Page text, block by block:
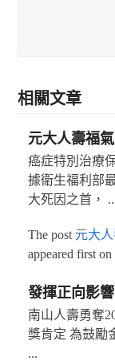
相關文章
元大人壽福
癌症特別治療
據衛生福利部
大死因之首，
The post 元大
appeared first on
發揮正向影
南山人壽勇奪
獎肯定 為鼓勵
...